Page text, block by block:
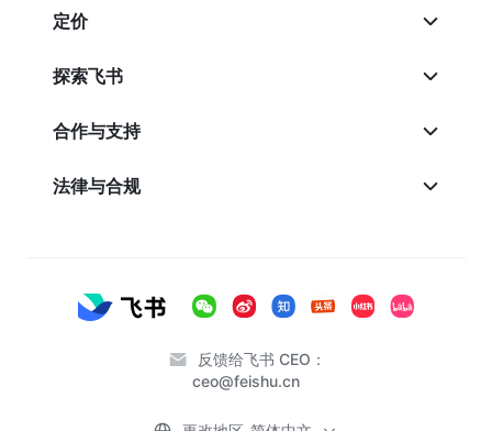
定价
探索飞书
合作与支持
法律与合规
反馈给飞书 CEO：
ceo@feishu.cn